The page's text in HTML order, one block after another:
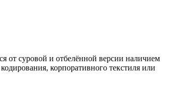
от суровой и отбелённой версии наличием
корпоративного текстиля или